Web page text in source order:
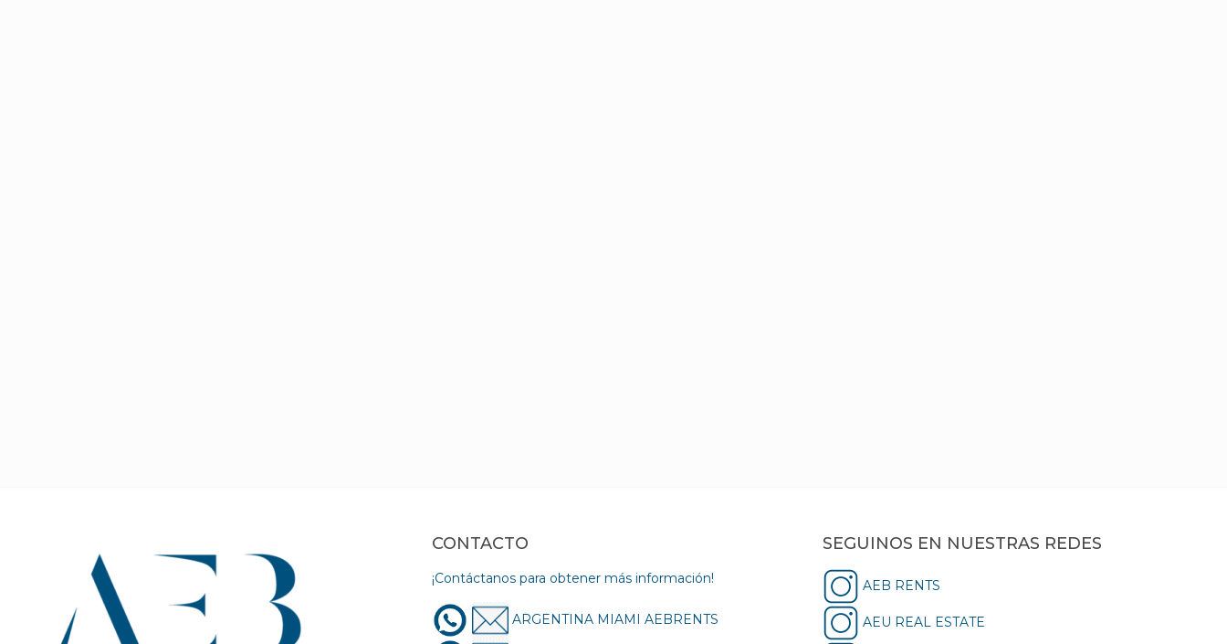
CONTACTO
¡Contáctanos para obtener más información!
ARGENTINA MIAMI AEBRENTS
SEGUINOS EN NUESTRAS REDES
AEB RENTS
AEU REAL ESTATE